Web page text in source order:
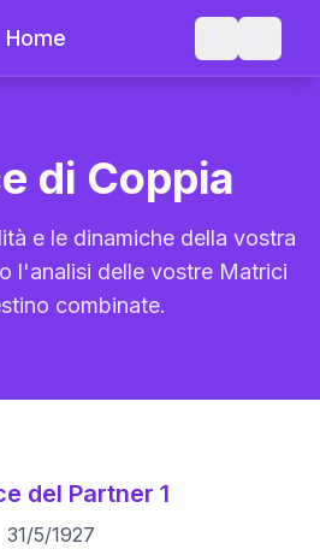
Home
di Coppia
e le dinamiche della vostra
l'analisi delle vostre Matrici
combinate.
del Partner 1
31/5/1927